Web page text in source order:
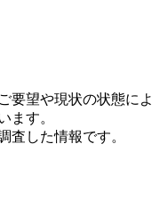
要望や現状の状態によ
ます。
査した情報です。